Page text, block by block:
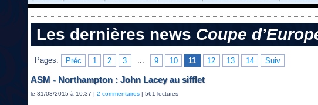
.
Les dernières news Coupe
Pages: Préc 1 2 3 ... 9 10 11 12 13 14 Suiv
ASM - Northampton : John Lacey au sifflet
le 31/03/2015 à 10:37 | 2 commentaires | 561 lectures